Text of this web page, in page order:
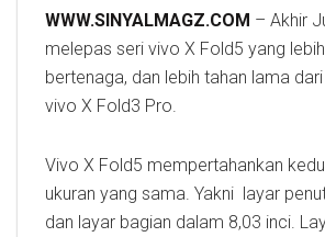
WWW.SINYALMAGZ.COM – Akhir
melepas seri vivo X Fold5 yang
bertenaga, dan lebih tahan lama
vivo X Fold3 Pro.
Vivo X Fold5 mempertahankan
ukuran yang sama. Yakni layar
dan layar bagian dalam 8,03 inci.